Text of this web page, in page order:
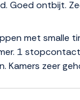
Goed ontbijt.
met smalle
1
Kamers zeer